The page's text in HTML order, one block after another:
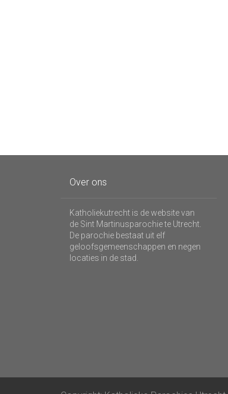
Over ons
Katholiekutrecht is de website van
de Sint Martinusparochie te Utrecht.
De parochie bestaat uit elf
geloofsgemeenschappen en negen
locaties in de stad.